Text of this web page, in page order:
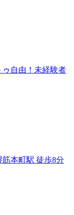
自由！未経験者
本町駅 徒歩8分